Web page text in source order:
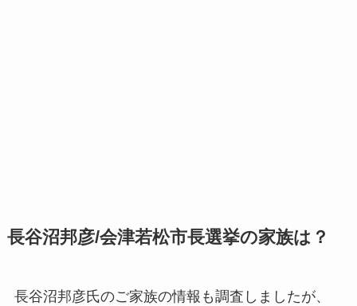
長谷沼邦彦/会津若松市長選挙の家族は？
長谷沼邦彦氏のご家族の情報も調査しましたが、